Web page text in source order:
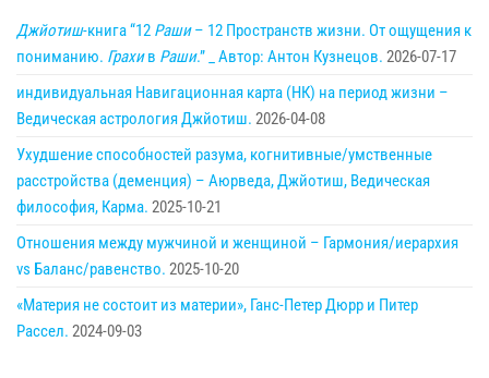
Джйотиш-книга “12 Раши– 12 Пространств жизни. От ощущения к
пониманию. Грахив Раши.” _ Автор: Антон Кузнецов. 2026-07-17
индивидуальная Навигационная карта (НК) на период жизни –
Ведическая астрология Джйотиш. 2026-04-08
Ухудшение способностей разума, когнитивные/умственные
расстройства (деменция) – Аюрведа, Джйотиш, Ведическая
философия, Карма. 2025-10-21
Отношения между мужчиной и женщиной – Гармония/иерархия
vs Баланс/равенство. 2025-10-20
«Материя не состоит из материи», Ганс-Петер Дюрр и Питер
Рассел. 2024-09-03